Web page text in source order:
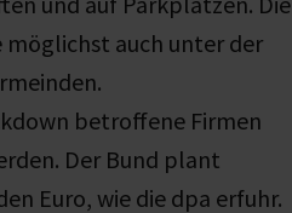
möglichst auch unter der
betroffene Firmen
Der Bund plant
Euro, wie die dpa erfuhr.